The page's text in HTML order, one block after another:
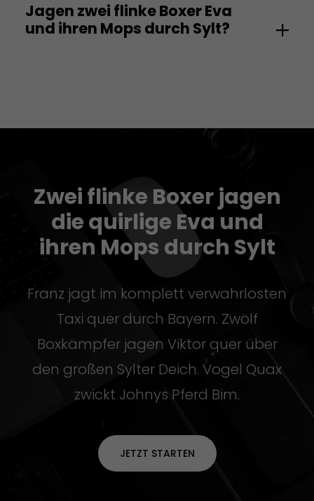
Jagen zwei flinke Boxer Eva
und ihren Mops durch Sylt?
Zwei flinke Boxer jagen
die quirlige Eva und
ihren Mops durch Sylt
Franz jagt im komplett verwahrlosten
Taxi quer durch Bayern. Zwölf
Boxkämpfer jagen Viktor quer über
den großen Sylter Deich. Vogel Quax
zwickt Johnys Pferd Bim.
JETZT STARTEN